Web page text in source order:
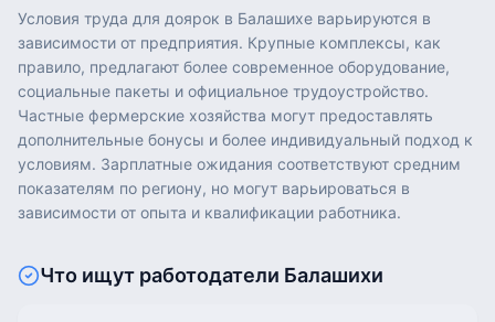
Условия труда для доярок в Балашихе варьируются в
зависимости от предприятия. Крупные комплексы, как
правило, предлагают более современное оборудование,
социальные пакеты и официальное трудоустройство.
Частные фермерские хозяйства могут предоставлять
дополнительные бонусы и более индивидуальный подход к
условиям. Зарплатные ожидания соответствуют средним
показателям по региону, но могут варьироваться в
зависимости от опыта и квалификации работника.
Что ищут работодатели Балашихи